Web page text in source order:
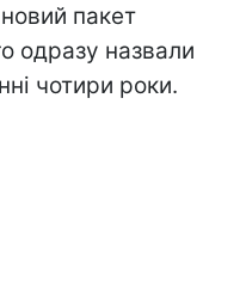
пакет
одразу назвали
чотири роки.